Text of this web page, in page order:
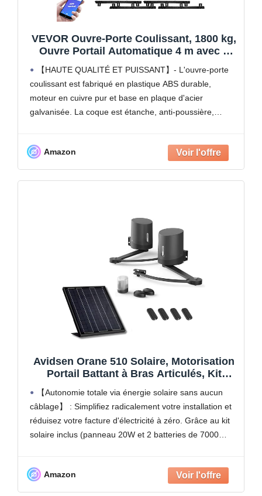
VEVOR Ouvre-Porte Coulissant, 1800 kg,
Ouvre Portail Automatique 4 m avec 4
Télécommandes et Contrôle APP, Moteur
de Portail Électrique pour Allée Roulante,
Kit Système Sécurité Opérateur de
Portail
【HAUTE QUALITÉ ET PUISSANT】- L'ouvre-porte
coulissant est fabriqué en plastique ABS durable,
moteur en cuivre pur et base en plaque d'acier
galvanisée. La coque est étanche, anti-poussière,
Amazon
Avidsen Orane 510 Solaire, Motorisation
Portail Battant à Bras Articulés, Kit
Automatisme Complet 100% Solaire, 5m
et 500kg, sans Fil, 4 Télécommandes,
Photocellules, Économie d'Énergie, Gris,
Durable
【Autonomie totale via énergie solaire sans aucun
câblage】 : Simplifiez radicalement votre installation et
réduisez votre facture d'électricité à zéro. Grâce au kit
solaire inclus (panneau 20W et 2 batteries de 7000
Amazon